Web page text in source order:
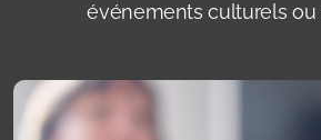
événements culturels ou